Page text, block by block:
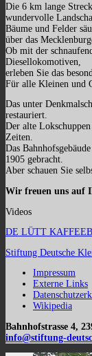
Die 6 km lange
wundervolle
Bäume und Felder
über das
Ob mit der
Diesellokomotiven,
erleben Sie das
Für alle Kleinen und
Das unter
restauriert.
Der alte
Zeiten.
Das
1905 gebracht.
Aber schauen Sie
Wir freuen uns auf
Videos
DE LÜTT
Stiftung Deutsche
Impressum
Externe Links
Wikipedia
Bahnhofstrasse 4,
info@stiftung-